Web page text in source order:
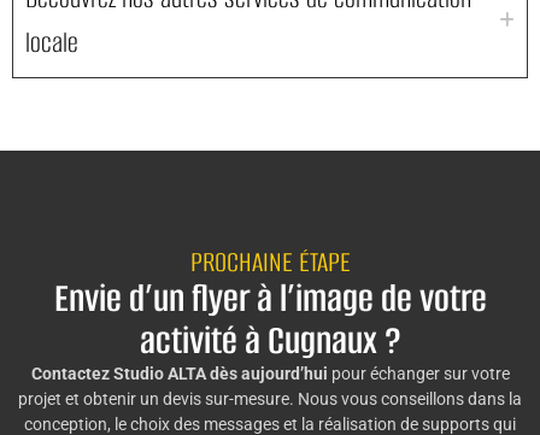
locale
PROCHAINE ÉTAPE
Envie d’un flyer à l’image de votre
activité à Cugnaux ?
Contactez Studio ALTA dès aujourd’hui pour échanger sur votre
projet et obtenir un devis sur-mesure. Nous vous conseillons dans la
conception, le choix des messages et la réalisation de supports qui